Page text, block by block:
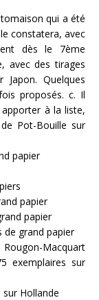
qui a été
constatera, avec
dès le 7ème
avec des tirages
Quelques
proposés. c. Il
à la liste,
Pot-Bouille sur
papier
papier
papier
de grand papier
Rougon-Macquart
exemplaires sur
sur Hollande